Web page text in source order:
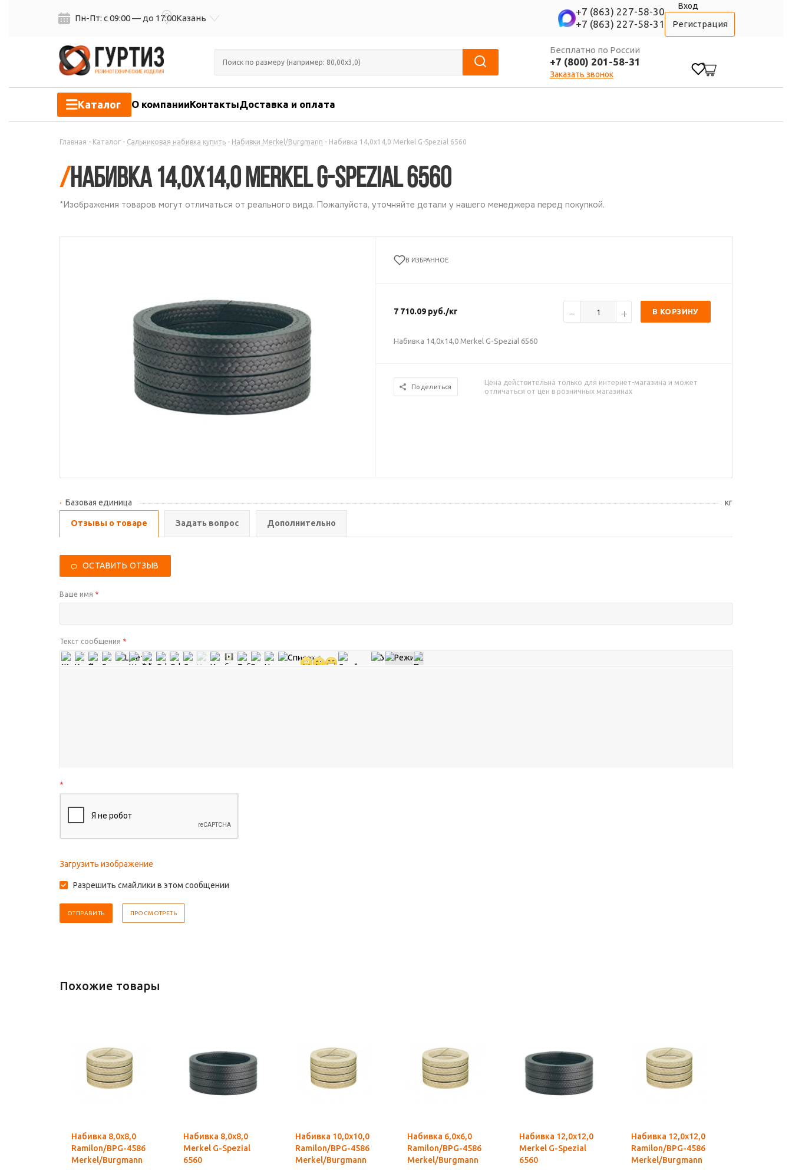
Пн-Пт: с 09:00 — до 17:00Казань
+7 (863) 227-58-30
+7 (863) 227-58-31
Вход
Регистрация
Бесплатно по России
+7 (800) 201-58-31
Заказать звонок
Каталог О компанииКонтактыДоставка и оплата
Главная - Каталог - Сальниковая набивка купить - Набивки Merkel/Burgmann - Набивка 14,0х14,0 Merkel G-Spezial 6560
/Набивка 14,0х14,0 Merkel G-Spezial 6560
*Изображения товаров могут отличаться от реального вида. Пожалуйста, уточняйте детали у нашего менеджера перед покупкой.
В ИЗБРАННОЕ
7 710.09руб./кг В КОРЗИНУ
Набивка 14,0х14,0 Merkel G-Spezial 6560
Поделиться
Цена действительна только для интернет-магазина и может
отличаться от цен в розничных магазинах
Базовая единица кг
Отзывы о товаре Задать вопрос Дополнительно
ОСТАВИТЬ ОТЗЫВ
Ваше имя *
Текст сообщения *
*
Загрузить изображение
Разрешить смайлики в этом сообщении
Похожие товары
Набивка 8,0х8,0
Ramilon/BPG-4586
Merkel/Burgmann
Набивка 8,0х8,0
Merkel G-Spezial
6560
Набивка 10,0х10,0
Ramilon/BPG-4586
Merkel/Burgmann
Набивка 6,0х6,0
Ramilon/BPG-4586
Merkel/Burgmann
Набивка 12,0х12,0
Merkel G-Spezial
6560
Набивка 12,0х12,0
Ramilon/BPG-4586
Merkel/Burgmann